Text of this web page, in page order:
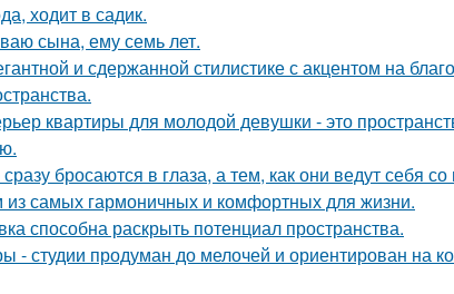
ходит в садик.
сына, ему семь лет.
и сдержанной стилистике с акцентом на
квартиры для молодой девушки - это
бросаются в глаза, а тем, как они ведут себя
из самых гармоничных и комфортных для жизни.
способна раскрыть потенциал пространства.
- студии продуман до мелочей и ориентирован на